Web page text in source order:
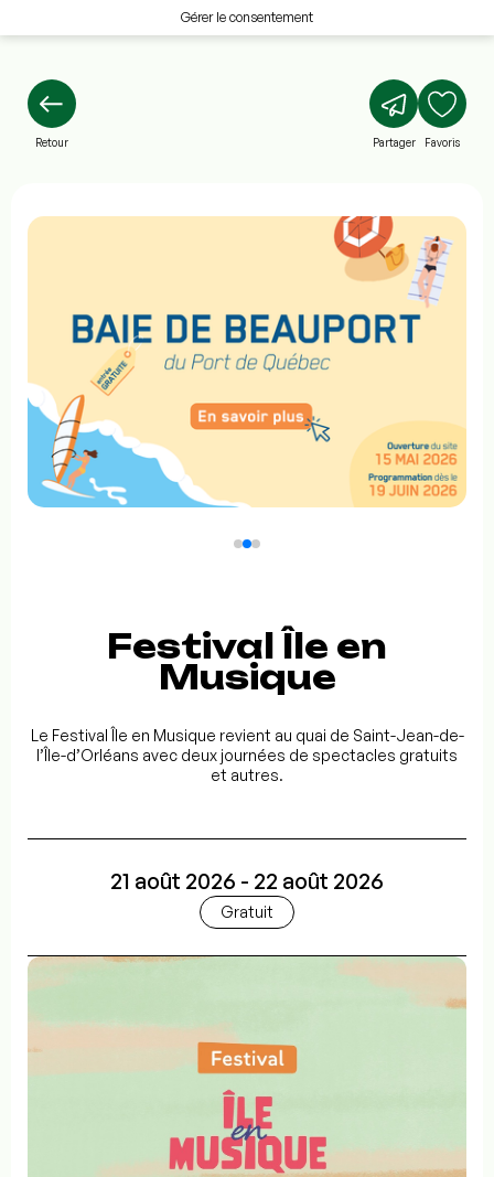
Gérer le consentement
Retour Partager Favoris
Festival Île en
Musique
Le Festival Île en Musique revient au quai de Saint-Jean-de-
l’Île-d’Orléans avec deux journées de spectacles gratuits
et autres.
21 août 2026 - 22 août 2026
Gratuit